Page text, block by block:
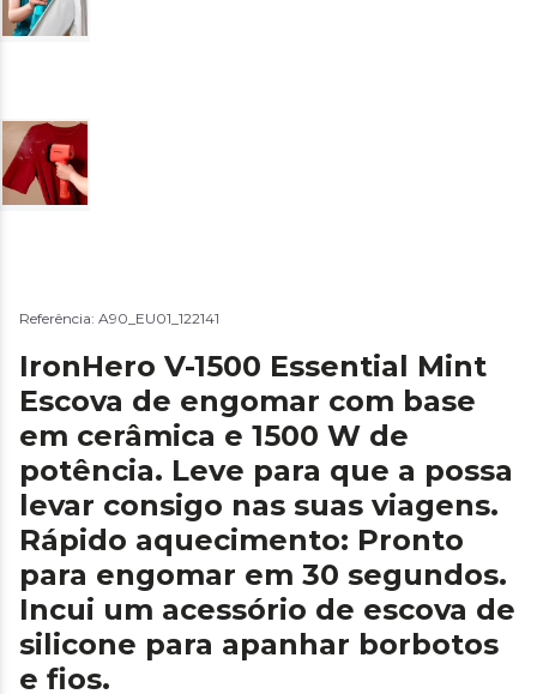
Referência: A90_EU01_122141
IronHero V-1500 Essential Mint
Escova de engomar com base
em cerâmica e 1500 W de
potência. Leve para que a possa
levar consigo nas suas viagens.
Rápido aquecimento: Pronto
para engomar em 30 segundos.
Incui um acessório de escova de
silicone para apanhar borbotos
e fios.